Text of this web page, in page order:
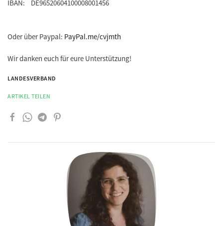
IBAN: DE96520604100008001456
Oder über Paypal: PayPal.me/cvjmth
Wir danken euch für eure Unterstützung!
LANDESVERBAND
ARTIKEL TEILEN